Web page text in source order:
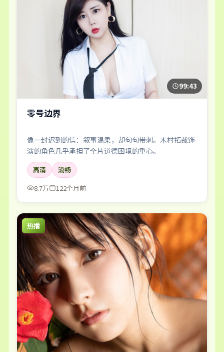
99:43
零号边界
像一封迟到的信：叙事温柔，却句句带刺。木村拓哉饰
演的角色几乎承担了全片道德困境的重心。
高清
流畅
8.7万
122个月前
热播